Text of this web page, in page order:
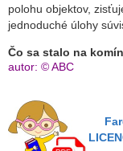
polohu objektov,
jednoduché úlohy
Čo sa stalo na
autor: © ABC